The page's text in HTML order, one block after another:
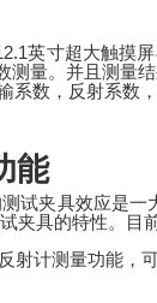
英寸超大触摸
测量。并且测量
系数，反射系数
能
试夹具效应是一
夹具的特性。目
射计测量功能，